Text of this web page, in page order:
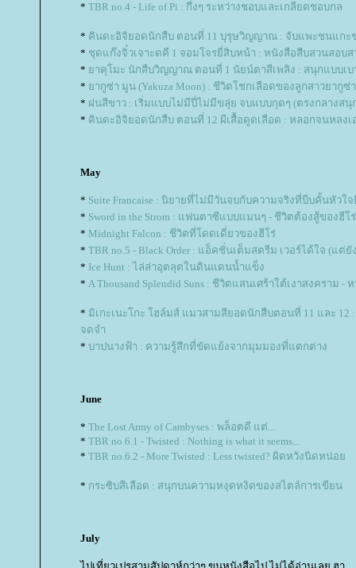
* TBR no.4 - Life of Pi : กึ่งๆ ระหว่างชอบและเกลียดชอบกล
* คินดะอิจิยอดนักสืบ ตอนที่ 11 บุรุษวิญญาณ : จับแพะชนแกะ
* ชุดแก๊งจิ๋วเจาะดคี 1 จอมโจรยี่สิบหน้า : หนังสือสืบสวนสอบ
* าคุโมะ นักสืบวิญญาณ ตอนที่ 1 นัยน์ตาสีเพลิง : สนุกแบบเบ
* ากูซ่า มูน (Yakuza Moon) : ชีวิตโชกเลือดของลูกสาวยากูซ่า
* ฝนสีขาว : เริ่มแบบไม่มีปี่ไม่มีขลุ่ย จบแบบกุดๆ (ตรงกลางสนุ
* คินดะอิจิยอดนักสืบ ตอนที่ 12 ผีเสื้อดูดเลือด : หลอกจนหลงเ
May
* Suite Francaise : นิยายที่ไม่มีวันจบกับความจริงที่บีบคั้นหัวใจ
* Sword in the Strom : แฟนตาซีแบบแมนๆ - ชีวิตต้องสู้ของฮีโร่
* Midnight Falcon : ชีวิตที่โดดเดี่ยวของฮีโร่
* TBR no.5 - Black Order : แอ็คชั่นเต็มสตรีม เวอร์ได้ใจ (แต่ยั
* Ice Hunt : ไล่ล่าอุตลุตในดินแดนน้ำแข็ง
* A Thousand Splendid Suns : ชีวิตแสนเศร้าใต้เงาสงคราม
* มิเกะเนะโกะ โฮล์มส์ แมวสามสียอดนักสืบตอนที่ 11 และ 12
จดจำ
* บาปนางฟ้า : ความรู้สึกที่ขัดแย้งจากมุมมองที่แตกต่าง
June
* The Lost Army of Cambyses : พล็อตดี แต่...
* TBR no.6.1 - Twisted : Nothing is what it seems...
* TBR no.6.2 - More Twisted : Less twisted? ผิดหวังนิดหน่อ
* กระซิบสีเลือด : สนุกบนความหงุดหงิดของสไตล์การเขียน
July